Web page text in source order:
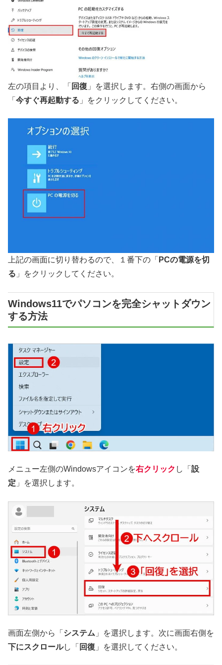
左の項目より、「 回復 」を選択します。右側の画面から
「 今すぐ再起動する 」をクリックしてください。
上記の画面に切り替わるので、１番下の「 PCの電源を切
る 」をクリックしてください。
Windows11でパソコンを完全シャットダウン
する方法
メニュー左側のWindowsアイコンを右クリック し「 設
定 」を選択します。
画面左側から「 システム 」を選択します。次に画面右側を
下にスクロールし「 回復 」を選択してください。